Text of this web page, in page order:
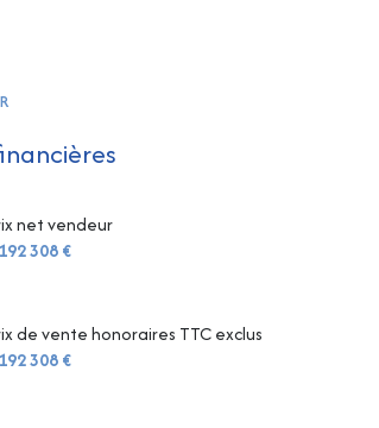
net vendeur
308 €
de vente honoraires TTC exclus
308 €